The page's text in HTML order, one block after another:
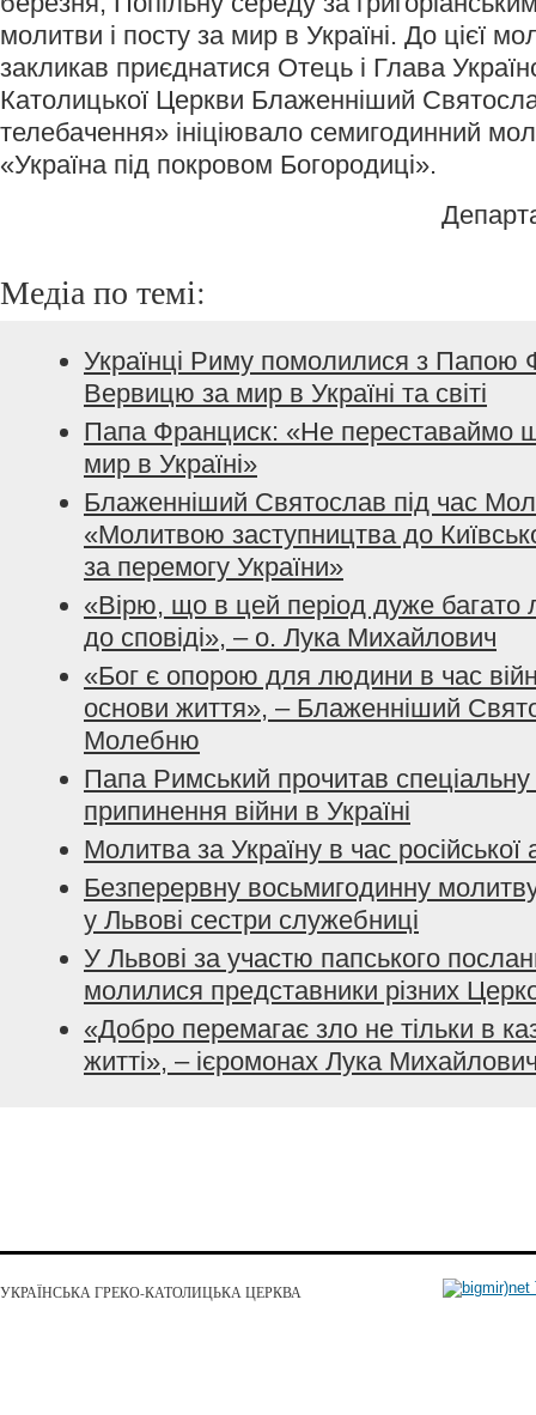
молитви і посту за мир в Україні. До цієї
закликав приєднатися Отець і Глава
Католицької Церкви Блаженніший
телебачення» ініціювало семигодинний
«Україна під покровом Богородиці».
Медіа по темі:
Українці Риму помолилися з Папою
Вервицю за мир в Україні та світі
Папа Франциск: «Не переставаймо
мир в Україні»
Блаженніший Святослав під час
«Молитвою заступництва до
за перемогу України»
«Вірю, що в цей період дуже багато
до сповіді», – о. Лука Михайлович
«Бог є опорою для людини в час
основи життя», – Блаженніший
Молебню
Папа Римський прочитав
припинення війни в Україні
Молитва за Україну в час російської
Безперервну восьмигодинну
у Львові сестри служебниці
У Львові за участю папського
молилися представники різних
«Добро перемагає зло не тільки в
житті», – ієромонах Лука
УКРАЇНСЬКА ГРЕКО-КАТОЛИЦЬКА ЦЕРКВА